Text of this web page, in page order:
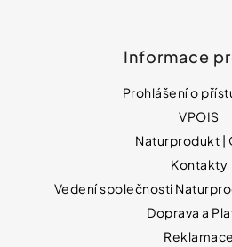
Informace
Prohlášení o
VPOIS
Naturprodukt |
Kontakty
Vedení společnosti
Doprava a
Reklamace